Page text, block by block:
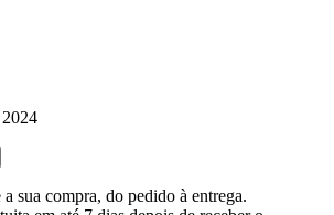
a sua compra, do pedido à entrega.